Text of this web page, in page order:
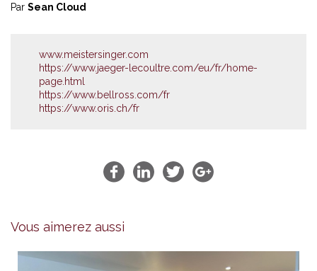
Par Sean Cloud
www.meistersinger.com
https://www.jaeger-lecoultre.com/eu/fr/home-
page.html
https://www.bellross.com/fr
https://www.oris.ch/fr
Vous aimerez aussi